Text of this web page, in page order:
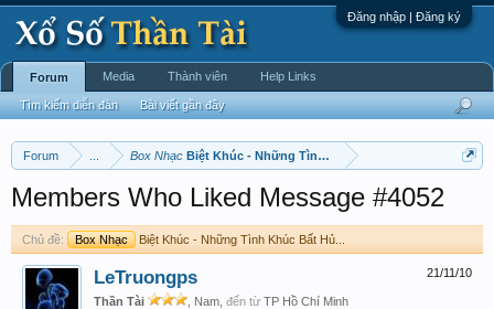
Đăng nhập | Đăng ký
Forum Box Nhạc Biệt Khúc - Những Tình Khúc Bất Hủ...
Members Who Liked Message #4052
Chủ đề: Box Nhạc Biệt Khúc - Những Tình Khúc Bất Hủ...
21/11/10
LeTruongps
Thần Tài , Nam, đến từ TP Hồ Chí Minh
Forum
Tìm kiếm diễn đàn Bài viết gần đây
Media Thành viên Help Links